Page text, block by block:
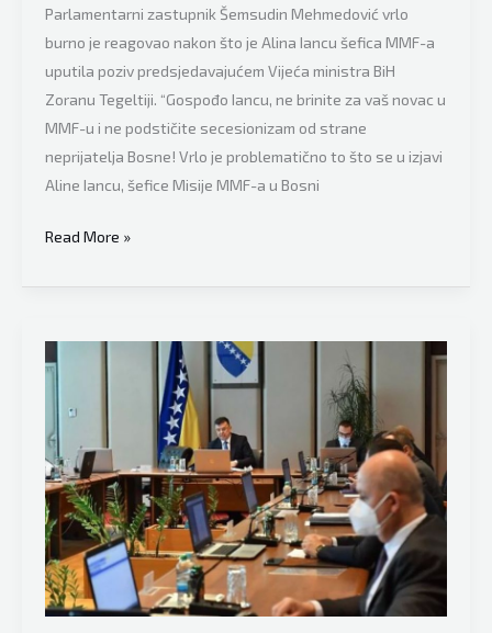
normalan
rad
zakona
Parlamentarni zastupnik Šemsudin Mehmedović vrlo
burno je reagovao nakon što je Alina Iancu šefica MMF-a
uputila poziv predsjedavajućem Vijeća ministra BiH
Zoranu Tegeltiji. “Gospođo Iancu, ne brinite za vaš novac u
MMF-u i ne podstičite secesionizam od strane
neprijatelja Bosne! Vrlo je problematično to što se u izjavi
Aline Iancu, šefice Misije MMF-a u Bosni
Šemsudin
vrlo
zbog
MMF-
a:
“Gospođo
Iancu,
da
Vam
nešto
kažem!
Read More »